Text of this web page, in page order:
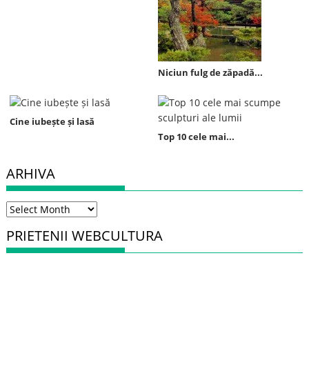
Niciun fulg de zăpadă...
Cine iubește și lasă
Top 10 cele mai...
ARHIVA
Arhiva
PRIETENII WEBCULTURA